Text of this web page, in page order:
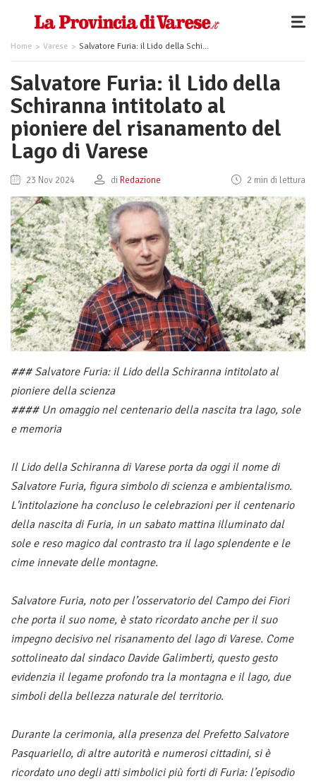
Home Varese Salvatore Furia: il Lido della Schiranna intitolato al pioniere del risanamento del Lago di Varese
Salvatore Furia: il Lido della
Schiranna intitolato al
pioniere del risanamento del
Lago di Varese
23 Nov 2024 di Redazione 2 min di lettura
### Salvatore Furia: il Lido della Schiranna intitolato al
pioniere della scienza
#### Un omaggio nel centenario della nascita tra lago, sole
e memoria
Il Lido della Schiranna di Varese porta da oggi il nome di
Salvatore Furia, figura simbolo di scienza e ambientalismo.
L'intitolazione ha concluso le celebrazioni per il centenario
della nascita di Furia, in un sabato mattina illuminato dal
sole e reso magico dal contrasto tra il lago splendente e le
cime innevate delle montagne.
Salvatore Furia, noto per l’osservatorio del Campo dei Fiori
che porta il suo nome, è stato ricordato anche per il suo
impegno decisivo nel risanamento del lago di Varese. Come
sottolineato dal sindaco Davide Galimberti, questo gesto
evidenzia il legame profondo tra la montagna e il lago, due
simboli della bellezza naturale del territorio.
Durante la cerimonia, alla presenza del Prefetto Salvatore
Pasquariello, di altre autorità e numerosi cittadini, si è
ricordato uno degli atti simbolici più forti di Furia: l’episodio